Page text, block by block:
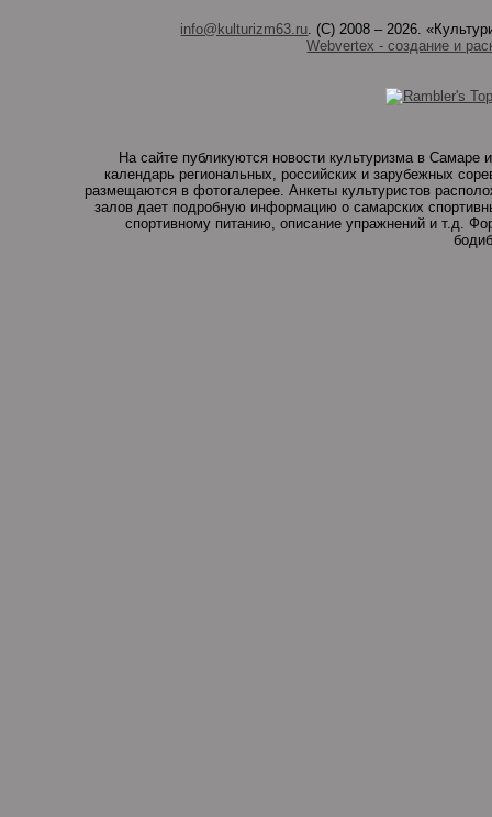
info@kulturizm63.ru. (C) 2008 – 2026.
Webvertex - создание и
На сайте публикуются новости культуризма в
календарь региональных, российских и зарубежных
размещаются в фотогалерее. Анкеты культуристов
залов дает подробную информацию о самарских
спортивному питанию, описание упражнений и т.д.